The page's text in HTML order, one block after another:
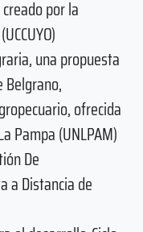
por la
una propuesta
Belgrano,
ofrecida
Pampa (UNLPAM)
De
a Distancia de